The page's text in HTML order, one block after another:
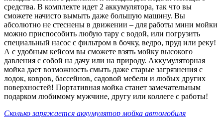
средства. В комплекте идет 2 аккумулятора, так что вы
сможете начисто вымыть даже большую машину. Вы
абсолютно не стеснены в движении – для работы мини мойки
можно приспособить любую тару с водой, или погрузить
специальный насос с фильтром в бочку, ведро, пруд или реку!
А с удобным кейсом вы сможете взять мойку высокого
давления с собой на дачу или на природу. Аккумуляторная
мойка дает возможность смыть даже старые загрязнения с
лодок, ковров, бассейнов, садовой мебели и любых других
поверхностей! Портативная мойка станет замечательным
подарком любимому мужчине, другу или коллеге с работы!
Сколько заряжается аккумулятор мойка автомобиля